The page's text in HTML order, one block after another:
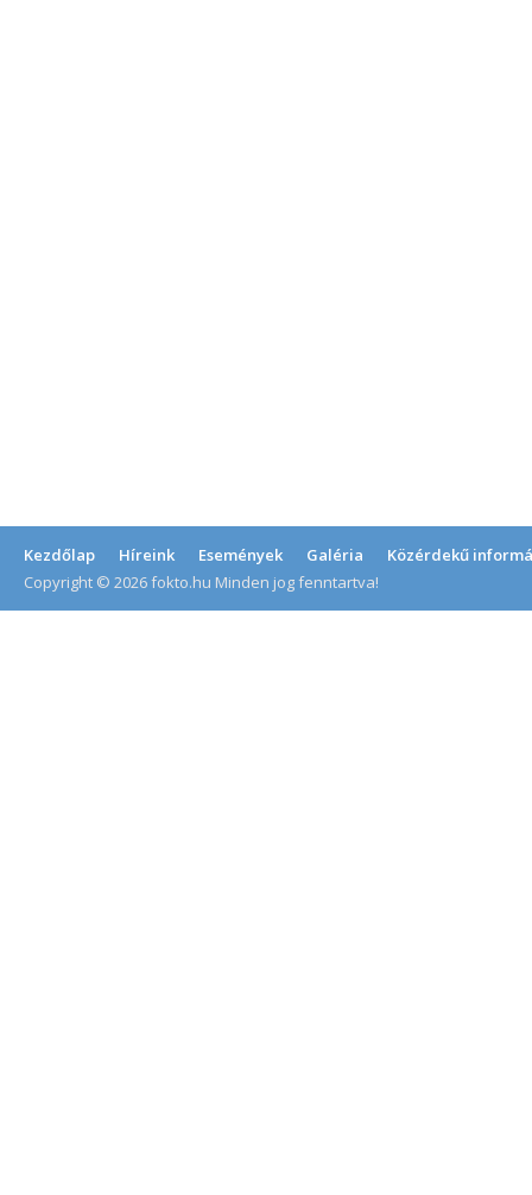
Kezdőlap Híreink Események Galéria
Közérdekű
Copyright © 2026 fokto.hu Minden jog fenntartva!